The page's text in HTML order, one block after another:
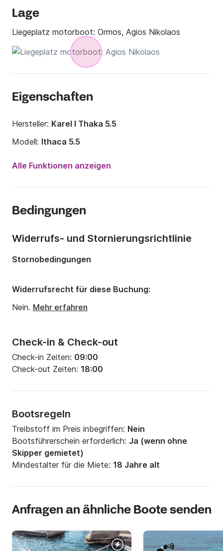
Lage
Liegeplatz motorboot: Ormos, Agios Nikolaos
Eigenschaften
Hersteller: Karel I Thaka 5.5
Modell: Ithaca 5.5
5.5m
Alle Funktionen anzeigen
Bedingungen
Check-in & Check-out
Check-in Zeiten: 09:00
Check-out Zeiten: 18:00
Bootsregeln
Treibstoff im Preis inbegriffen: Nein
Bootsführerschein erforderlich: Ja (wenn ohne
Skipper gemietet)
Mindestalter für die Miete: 18 Jahre alt
Widerrufs- und Stornierungsrichtlinie
Stornobedingungen
Widerrufsrecht für diese Buchung:
Nein. Mehr erfahren
Anfragen an ähnliche Boote senden